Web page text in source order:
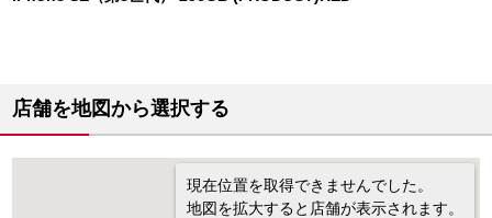
店舗を地図から選択する
現在位置を取得できませんでした。
地図を拡大すると店舗が表示されます。